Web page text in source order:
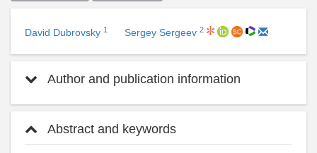
David Dubrovsky 1 Sergey Sergeev 2
Author and publication information
Abstract and keywords